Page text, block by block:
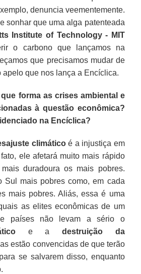
denuncia veementemente.
sonhar que uma alga patenteada
Institute of Technology - MIT
o carbono que lançamos na
que precisamos mudar de
apelo que nos lança a Encíclica.
que forma as crises ambiental e
à questão econômica?
na Encíclica?
climáticoé a injustiça em
ele afetará muito mais rápido
duradoura os mais pobres.
Sul mais pobres como, em cada
mais pobres. Aliás, essa é uma
as elites econômicas de um
países não levam a sério o
e a destruição da
estão convencidas de que terão
se salvarem disso, enquanto